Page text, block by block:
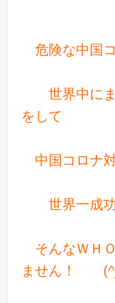
危険な中国
世界中にま
をして
中国コロナ
世界一成功
そんなＷＨ
ません！